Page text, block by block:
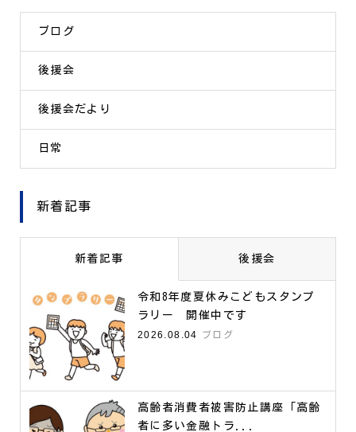
ブログ
後援会
後援会だより
日常
新着記事
新着記事 後援会
令和8年度夏休みこどもスタンプ
ラリー 開催中です
2026.08.04
ブログ
高齢者消費者被害防止講座「高齢
者に多い金融トラ...